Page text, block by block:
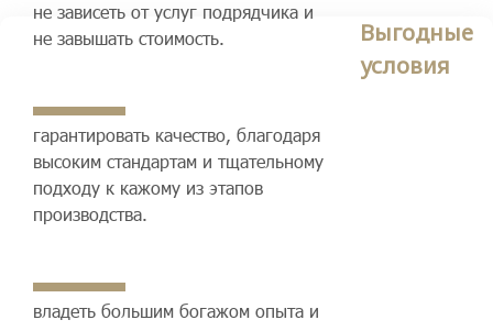
не зависеть от услуг подрядчика и
не завышать стоимость.
гарантировать качество, благодаря
высоким стандартам и тщательному
подходу к кажому из этапов
производства.
владеть большим богажом опыта и
Выгодные
условия